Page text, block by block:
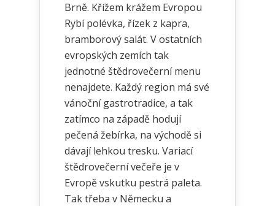
Brně. Křížem krážem Evropou
Rybí polévka, řízek z kapra,
bramborový salát. V ostatních
evropských zemích tak
jednotné štědrovečerní menu
nenajdete. Každý region má své
vánoční gastrotradice, a tak
zatímco na západě hodují
pečená žebírka, na východě si
dávají lehkou tresku. Variací
štědrovečerní večeře je v
Evropě vskutku pestrá paleta.
Tak třeba v Německu a